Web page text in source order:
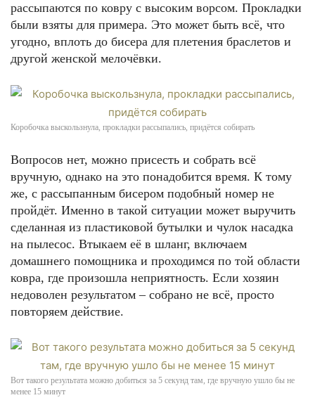
рассыпаются по ковру с высоким ворсом. Прокладки
были взяты для примера. Это может быть всё, что
угодно, вплоть до бисера для плетения браслетов и
другой женской мелочёвки.
Коробочка выскользнула, прокладки рассыпались, придётся собирать
Вопросов нет, можно присесть и собрать всё
вручную, однако на это понадобится время. К тому
же, с рассыпанным бисером подобный номер не
пройдёт. Именно в такой ситуации может выручить
сделанная из пластиковой бутылки и чулок насадка
на пылесос. Втыкаем её в шланг, включаем
домашнего помощника и проходимся по той области
ковра, где произошла неприятность. Если хозяин
недоволен результатом – собрано не всё, просто
повторяем действие.
Вот такого результата можно добиться за 5 секунд там, где вручную ушло бы не
менее 15 минут